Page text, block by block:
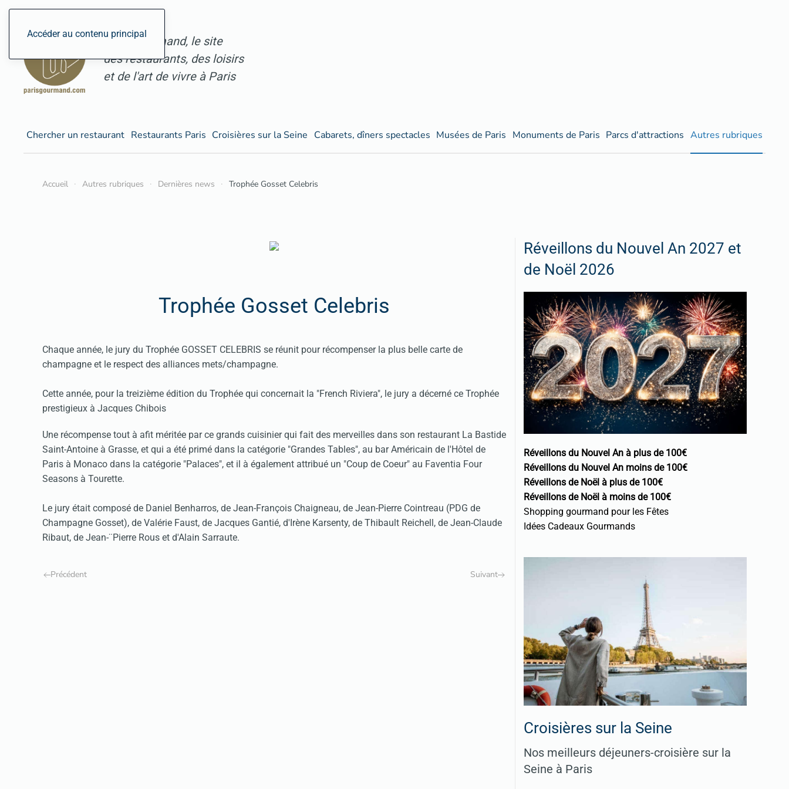
Accéder au contenu principal
ParisGourmand, le site
des restaurants, des loisirs
et de l'art de vivre à Paris
Chercher un restaurant Restaurants Paris Croisières sur la Seine Cabarets, dîners spectacles Musées de Paris Monuments de Paris Parcs d'attractions Autres rubriques
Accueil Autres rubriques Dernières news Trophée Gosset Celebris
Trophée Gosset Celebris
Chaque année, le jury du Trophée GOSSET CELEBRIS se réunit pour récompenser la plus belle carte de
champagne et le respect des alliances mets/champagne.
Cette année, pour la treizième édition du Trophée qui concernait la "French Riviera", le jury a décerné ce Trophée
prestigieux à Jacques Chibois
Une récompense tout à afit méritée par ce grands cuisinier qui fait des merveilles dans son restaurant La Bastide
Saint-Antoine à Grasse, et qui a été primé dans la catégorie "Grandes Tables", au bar Américain de l'Hôtel de
Paris à Monaco dans la catégorie "Palaces", et il à également attribué un "Coup de Coeur" au Faventia Four
Seasons à Tourette.
Le jury était composé de Daniel Benharros, de Jean-François Chaigneau, de Jean-Pierre Cointreau (PDG de
Champagne Gosset), de Valérie Faust, de Jacques Gantié, d'Irène Karsenty, de Thibault Reichell, de Jean-Claude
Ribaut, de Jean-¨Pierre Rous et d'Alain Sarraute.
Précédent Suivant
Réveillons du Nouvel An 2027 et
de Noël 2026
Réveillons du Nouvel An à plus de 100€
Réveillons du Nouvel An moins de 100€
Réveillons de Noël à plus de 100€
Réveillons de Noël à moins de 100€
Shopping gourmand pour les Fêtes
Idées Cadeaux Gourmands
Croisières sur la Seine
Nos meilleurs déjeuners-croisière sur la
Seine à Paris